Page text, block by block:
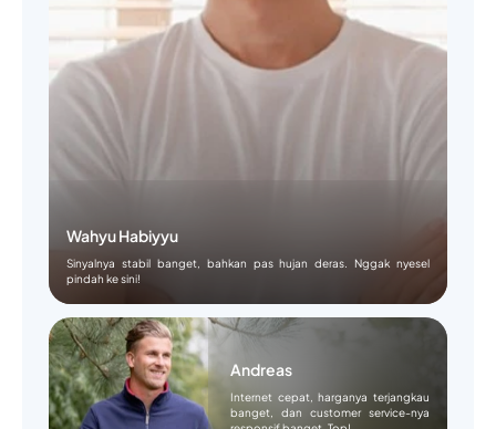
Wahyu Habiyyu
Sinyalnya stabil banget, bahkan pas hujan deras. Nggak nyesel
pindah ke sini!
Andreas
Internet cepat, harganya terjangkau
banget, dan customer service-nya